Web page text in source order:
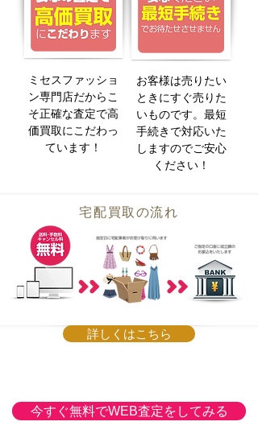
ミセスファッショ
ン専門店だからこ
そ正確な査定で高
価買取にこだわっ
ています！
お客様は売りたい
ときにすぐ売りた
いものです。最短
手続きで対応いた
しますのでご安心
ください！
宅配買取の流れ
詳しくはこちら
今すぐ無料でWEB査定をしてみる